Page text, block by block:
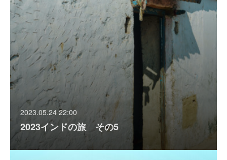
2023.05.24 22:00
2023インドの旅 その5